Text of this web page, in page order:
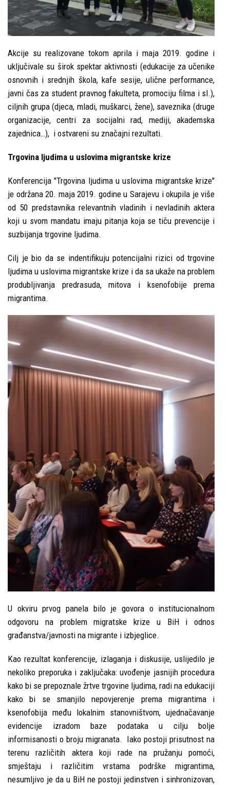
Akcije su realizovane tokom aprila i maja 2019. godine i
uključivale su širok spektar aktivnosti (edukacije za učenike
osnovnih i srednjih škola, kafe sesije, ulične performance,
javni čas za student pravnog fakulteta, promociju filma i sl.),
ciljnih grupa (djeca, mladi, muškarci, žene), saveznika (druge
organizacije, centri za socijalni rad, mediji, akademska
zajednica…), i ostvareni su značajni rezultati.
Trgovina ljudima u uslovima migrantske krize
Konferencija "Trgovina ljudima u uslovima migrantske krize"
je održana 20. maja 2019. godine u Sarajevu i okupila je više
od 50 predstavnika relevantnih vladinih i nevladinih aktera
koji u svom mandatu imaju pitanja koja se tiču prevencije i
suzbijanja trgovine ljudima.
Cilj je bio da se indentifikuju potencijalni rizici od trgovine
ljudima u uslovima migrantske krize i da sa ukaže na problem
produbljivanja predrasuda, mitova i ksenofobije prema
migrantima.
U okviru prvog panela bilo je govora o institucionalnom
odgovoru na problem migratske krize u BiH i odnos
građanstva/javnosti na migrante i izbjeglice.
Kao rezultat konferencije, izlaganja i diskusije, uslijedilo je
nekoliko preporuka i zaključaka: uvođenje jasnijih procedura
kako bi se prepoznale žrtve trgovine ljudima, radi na edukaciji
kako bi se smanjilo nepovjerenje prema migrantima i
ksenofobija među lokalnim stanovništvom, ujednačavanje
evidencije izradom baze podataka u cilju bolje
informisanosti o broju migranata. Iako postoji prisutnost na
terenu različitih aktera koji rade na pružanju pomoći,
smještaju i različitim vrstama podrške migrantima,
nesumljivo je da u BiH ne postoji jedinstven i sinhronizovan,